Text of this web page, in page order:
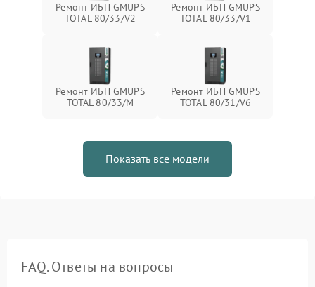
Ремонт ИБП GMUPS
TOTAL 80/33/V2
Ремонт ИБП GMUPS
TOTAL 80/33/V1
Ремонт ИБП GMUPS
TOTAL 80/33/M
Ремонт ИБП GMUPS
TOTAL 80/31/V6
Показать все модели
FAQ. Ответы на вопросы